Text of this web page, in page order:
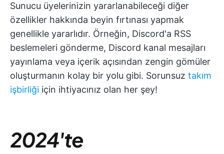
Sunucu üyelerinizin yararlanabileceği diğer
özellikler hakkında beyin fırtınası yapmak
genellikle yararlıdır. Örneğin, Discord'a RSS
beslemeleri gönderme, Discord kanal mesajları
yayınlama veya içerik açısından zengin gömüler
oluşturmanın kolay bir yolu gibi. Sorunsuz takım
işbirliği için ihtiyacınız olan her şey!
2024'te